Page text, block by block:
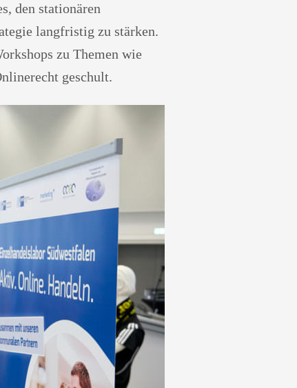
den stationären
langfristig zu stärken.
zu Themen wie
geschult.